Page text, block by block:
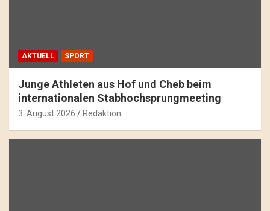
AKTUELL SPORT
Junge Athleten aus Hof und Cheb beim
internationalen Stabhochsprungmeeting
3. August 2026 Redaktion